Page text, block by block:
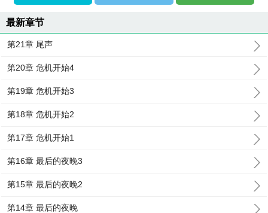
最新章节
第21章 尾声
第20章 危机开始4
第19章 危机开始3
第18章 危机开始2
第17章 危机开始1
第16章 最后的夜晚3
第15章 最后的夜晚2
第14章 最后的夜晚